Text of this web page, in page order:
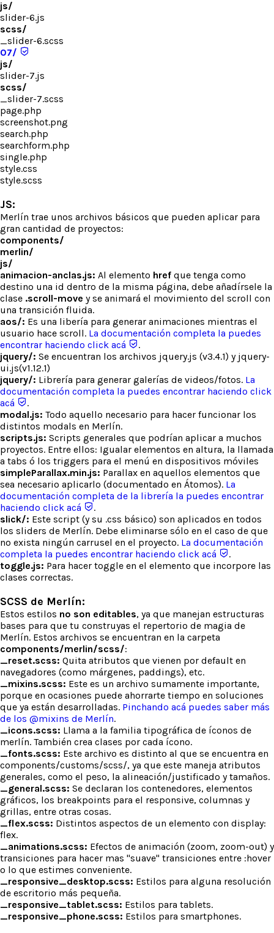
js/
slider-6.js
scss/
_slider-6.scss
07/
js/
slider-7.js
scss/
_slider-7.scss
page.php
screenshot.png
search.php
searchform.php
single.php
style.css
style.scss
JS:
Merlín trae unos archivos básicos que pueden aplicar para
gran cantidad de proyectos:
components/
merlin/
js/
animacion-anclas.js: Al elemento href que tenga como
destino una id dentro de la misma página, debe añadírsele la
clase .scroll-move y se animará el movimiento del scroll con
una transición fluida.
aos/: Es una libería para generar animaciones mientras el
usuario hace scroll. La documentación completa la puedes
encontrar haciendo click acá
.
jquery/: Se encuentran los archivos jquery.js (v3.4.1) y jquery-
ui.js(v1.12.1)
jquery/: Librería para generar galerías de videos/fotos. La
documentación completa la puedes encontrar haciendo click
acá
.
modal.js: Todo aquello necesario para hacer funcionar los
distintos modals en Merlín.
scripts.js: Scripts generales que podrían aplicar a muchos
proyectos. Entre ellos: Igualar elementos en altura, la llamada
a tabs ó los triggers para el menú en dispositivos móviles
simpleParallax.min.js: Parallax en aquellos elementos que
sea necesario aplicarlo (documentado en Átomos). La
documentación completa de la librería la puedes encontrar
haciendo click acá
.
slick/: Este script (y su .css básico) son aplicados en todos
los sliders de Merlín. Debe eliminarse sólo en el caso de que
no exista ningún carrusel en el proyecto. La documentación
completa la puedes encontrar haciendo click acá
.
toggle.js: Para hacer toggle en el elemento que incorpore las
clases correctas.
SCSS de Merlín:
Estos estilos no son editables, ya que manejan estructuras
bases para que tu construyas el repertorio de magia de
Merlín. Estos archivos se encuentran en la carpeta
components/merlin/scss/:
_reset.scss: Quita atributos que vienen por default en
navegadores (como márgenes, paddings), etc.
_mixins.scss: Este es un archivo sumamente importante,
porque en ocasiones puede ahorrarte tiempo en soluciones
que ya están desarrolladas. Pinchando acá puedes saber más
de los @mixins de Merlín.
_icons.scss: Llama a la familia tipográfica de íconos de
merlín. También crea clases por cada ícono.
_fonts.scss: Este archivo es distinto al que se encuentra en
components/customs/scss/, ya que este maneja atributos
generales, como el peso, la alineación/justificado y tamaños.
_general.scss: Se declaran los contenedores, elementos
gráficos, los breakpoints para el responsive, columnas y
grillas, entre otras cosas.
_flex.scss: Distintos aspectos de un elemento con display:
flex.
_animations.scss: Efectos de animación (zoom, zoom-out) y
transiciones para hacer mas "suave" transiciones entre :hover
o lo que estimes conveniente.
_responsive_desktop.scss: Estilos para alguna resolución
de escritorio más pequeña.
_responsive_tablet.scss: Estilos para tablets.
_responsive_phone.scss: Estilos para smartphones.